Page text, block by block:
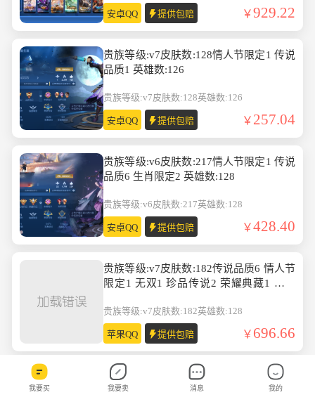
安卓QQ 提供包赔 929.22
贵族等级:v7皮肤数:128情人节限定1 传说
品质1 英雄数:126
贵族等级:v7皮肤数:128英雄数:126
安卓QQ 提供包赔 257.04
贵族等级:v6皮肤数:217情人节限定1 传说
品质6 生肖限定2 英雄数:128
贵族等级:v6皮肤数:217英雄数:128
安卓QQ 提供包赔 428.40
贵族等级:v7皮肤数:182传说品质6 情人节
限定1 无双1 珍品传说2 荣耀典藏1 英雄
贵族等级:v7皮肤数:182英雄数:128
苹果QQ 提供包赔 696.66
贵族等级:v7皮肤数:190传说品质4 情人节
限定3 无双1 生肖限定2 英雄数:129
我要买 我要卖 消息 我的